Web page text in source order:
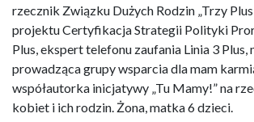
rzecznik Związku Dużych Rodzin „Trzy
projektu Certyfikacja Strategii Polityki
Plus, ekspert telefonu zaufania Linia 3 Plus,
prowadząca grupy wsparcia dla mam
współautorka inicjatywy „Tu Mamy!” na
kobiet i ich rodzin. Żona, matka 6 dzieci.